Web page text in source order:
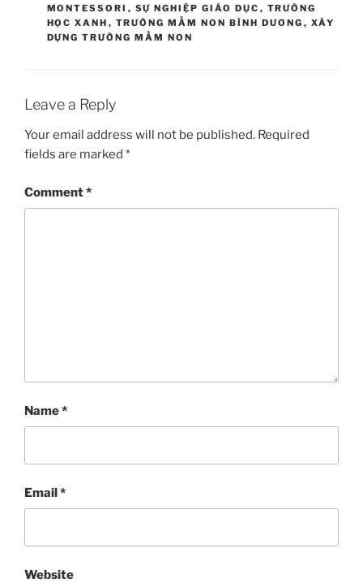
MONTESSORI , SỰ NGHIỆP GIÁO DỤC , TRƯỜNG
HỌC XANH , TRƯỜNG MẦM NON BÌNH DƯƠNG , XÂY
DỰNG TRƯỜNG MẦM NON
Leave a Reply
Your email address will not be published. Required
fields are marked *
Comment*
Name*
Email*
Website